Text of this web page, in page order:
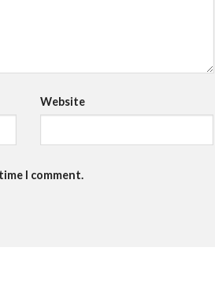
Website
I comment.